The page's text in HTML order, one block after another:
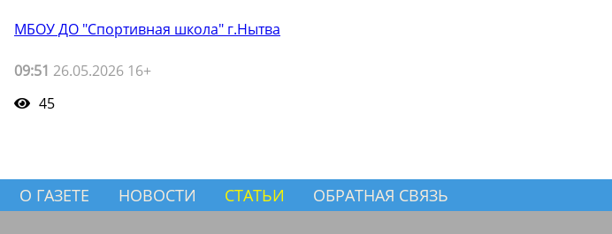
МБОУ ДО "Спортивная школа" г.Нытва
09:51 26.05.2026 16+
45
О ГАЗЕТЕ НОВОСТИ СТАТЬИ ОБРАТНАЯ СВЯЗЬ